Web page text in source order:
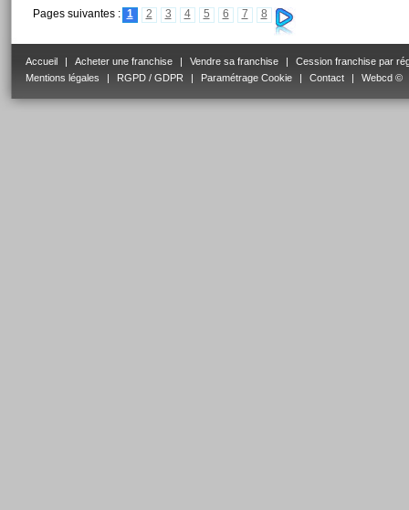
Pages suivantes : 1 2 3 4 5 6 7 8
Accueil Acheter une franchise Vendre sa franchise
Cession franchise par
Mentions légales
RGPD / GDPR Paramétrage Cookie Contact Webcd ©